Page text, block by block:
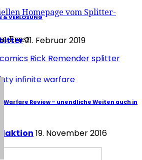
VERLOSUNG
21. Februar 2019
Warfare Review – unendliche Weiten auch in
19. November 2016
Homepage vom Splitter-
Ernst
comics Rick Remendersplitter